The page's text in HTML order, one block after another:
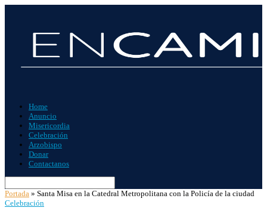
Home
Anuncio
Misericordia
Celebración
Arzobispo
Donar
Contactanos
Portada » Santa Misa en la Catedral Metropolitana con la Policía de la ciudad
Celebración